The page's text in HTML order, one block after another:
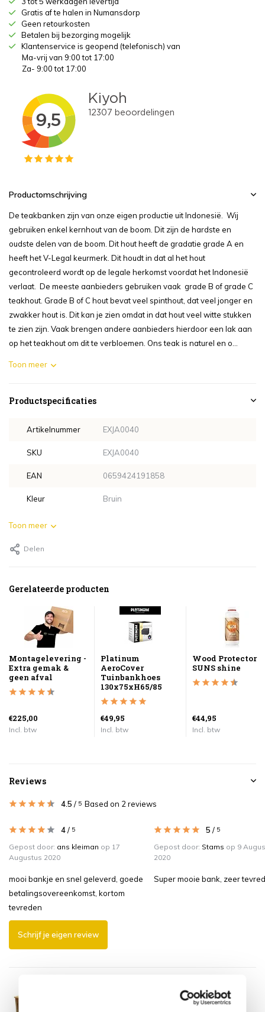
Gratis af te halen in Numansdorp
Geen retourkosten
Betalen bij bezorging mogelijk
Klantenservice is geopend (telefonisch) van
Ma-vrij van 9:00 tot 17:00
Za- 9:00 tot 17:00
Productomschrijving
De teakbanken zijn van onze eigen productie uit Indonesië. Wij
gebruiken enkel kernhout van de boom. Dit zijn de hardste en
oudste delen van de boom. Dit hout heeft de gradatie grade A en
heeft het V-Legal keurmerk. Dit houdt in dat al het hout
gecontroleerd wordt op de legale herkomst voordat het Indonesië
verlaat. De meeste aanbieders gebruiken vaak grade B of grade C
teakhout. Grade B of C hout bevat veel spinthout, dat veel jonger en
zwakker hout is. Dit kan je zien omdat in dat hout veel witte stukken
te zien zijn. Vaak brengen andere aanbieders hierdoor een lak aan
op het teakhout om dit te verbloemen. Ons teak is naturel en o...
Toon meer
Productspecificaties
Artikelnummer EXJA0040
SKU EXJA0040
EAN 0659424191858
Kleur Bruin
Toon meer
Delen
Gerelateerde producten
Montagelevering -
Extra gemak &
geen afval
€225,00
Incl. btw
Platinum
AeroCover
Tuinbankhoes
130x75xH65/85
€49,95
Incl. btw
Wood Protector
SUNS shine
€44,95
Incl. btw
Reviews
4.5 / 5 Based on 2 reviews
4/ 5
Gepost door: ans kleiman op 17
Augustus 2020
mooi bankje en snel geleverd, goede
betalingsovereenkomst, kortom
tevreden
5 / 5
Gepost door: Stams op 9
2020
Super mooie bank, zeer
Schrijf je eigen review